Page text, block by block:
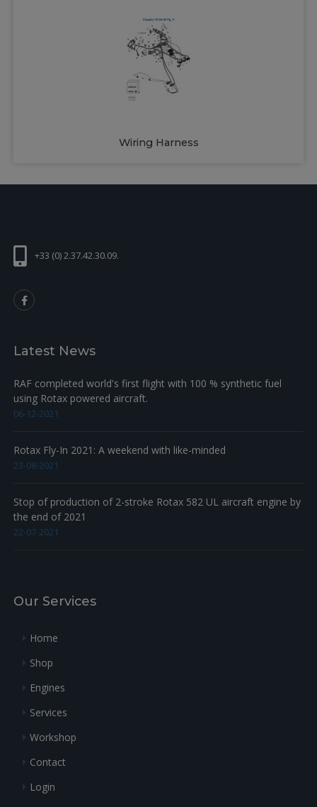
Wiring Harness
+33 (0) 2.37.42.30.09.
Latest News
RAF completed world's first flight with 100 % synthetic fuel
using Rotax powered aircraft.
06-12-2021
Rotax Fly-In 2021: A weekend with like-minded
23-08-2021
Stop of production of 2-stroke Rotax 582 UL aircraft engine by
the end of 2021
22-07-2021
Our Services
Home
Shop
Engines
Services
Workshop
Contact
Login